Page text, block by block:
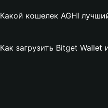
Какой кошелек AGHI
Как загрузить Bitget Wallet